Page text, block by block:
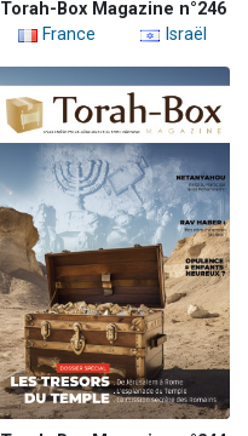
Torah-Box Magazine n°246
France
Israël